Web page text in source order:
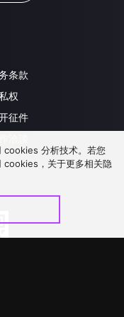
条款
权
征件
cookies 分析技术。若您
cookies，关于更多相关隐